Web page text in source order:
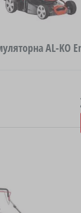
AL-KO